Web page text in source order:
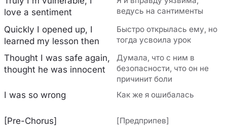
love a sentiment
ведусь на сантименты
Quickly I opened up, I
learnеd my lesson then
Быстро открылась ему, но
тогда усвоила урок
Thought I was safe again,
thought hе was innocent
Думала, что с ним в
безопасности, что он не
причинит боли
I was so wrong Как же я ошибалась
[Pre-Chorus] [Предприпев]